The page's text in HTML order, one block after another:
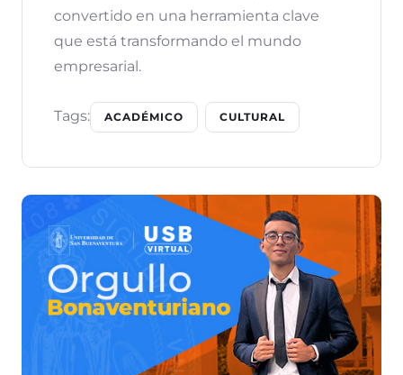
convertido en una herramienta clave
que está transformando el mundo
empresarial.
Tags: ACADÉMICO CULTURAL